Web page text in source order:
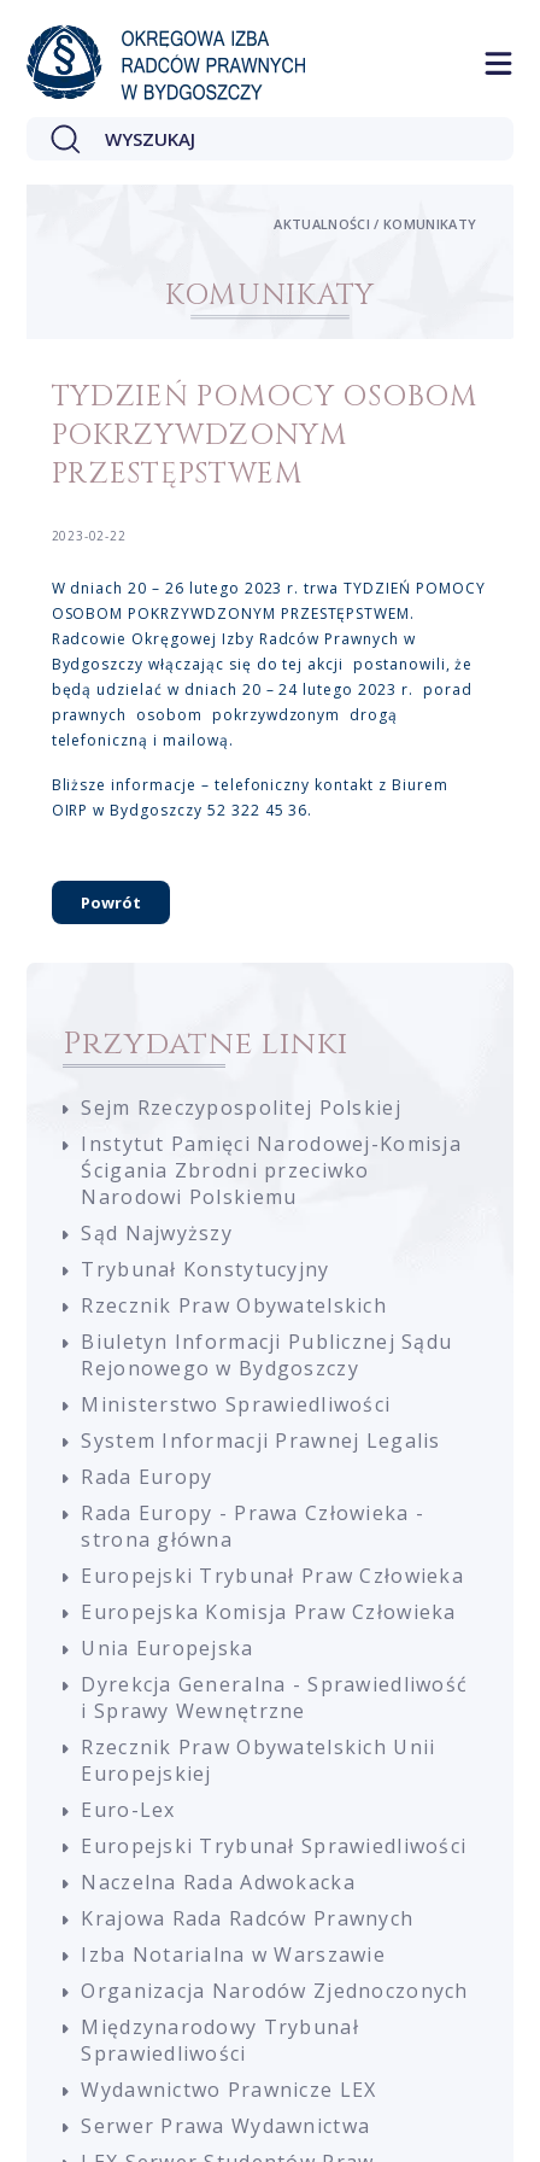
KOMUNIKATY
AKTUALNOŚCI / KOMUNIKATY
TYDZIEŃ POMOCY OSOBOM
POKRZYWDZONYM
PRZESTĘPSTWEM
2023-02-22
W dniach 20 – 26 lutego 2023 r. trwa TYDZIEŃ POMOCY
OSOBOM POKRZYWDZONYM PRZESTĘPSTWEM.
Radcowie Okręgowej Izby Radców Prawnych w
Bydgoszczy włączając się do tej akcji postanowili, że
będą udzielać w dniach 20 – 24 lutego 2023 r. porad
prawnych osobom pokrzywdzonym drogą
telefoniczną i mailową.
Bliższe informacje – telefoniczny kontakt z Biurem
OIRP w Bydgoszczy 52 322 45 36.
Powrót
Przydatne linki
Sejm Rzeczypospolitej Polskiej
Instytut Pamięci Narodowej-Komisja
Ścigania Zbrodni przeciwko
Narodowi Polskiemu
Sąd Najwyższy
Trybunał Konstytucyjny
Rzecznik Praw Obywatelskich
Biuletyn Informacji Publicznej Sądu
Rejonowego w Bydgoszczy
Ministerstwo Sprawiedliwości
System Informacji Prawnej Legalis
Rada Europy
Rada Europy - Prawa Człowieka -
strona główna
Europejski Trybunał Praw Człowieka
Europejska Komisja Praw Człowieka
Unia Europejska
Dyrekcja Generalna - Sprawiedliwość
i Sprawy Wewnętrzne
Rzecznik Praw Obywatelskich Unii
Europejskiej
Euro-Lex
Europejski Trybunał Sprawiedliwości
Naczelna Rada Adwokacka
Krajowa Rada Radców Prawnych
Izba Notarialna w Warszawie
Organizacja Narodów Zjednoczonych
Międzynarodowy Trybunał
Sprawiedliwości
Wydawnictwo Prawnicze LEX
Serwer Prawa Wydawnictwa